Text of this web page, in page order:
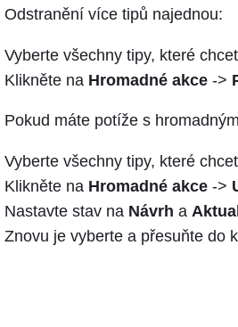
Odstranění více tipů najednou:
Vyberte všechny tipy, které
Klikněte na Hromadné akce ->
Pokud máte potíže s
Vyberte všechny tipy, které
Klikněte na Hromadné akce ->
Nastavte stav na Návrh a
Znovu je vyberte a přesuňte do